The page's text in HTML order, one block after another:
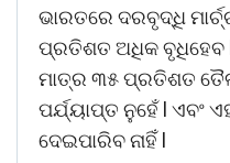
ଭାରତରେ ଦରବୃଦ୍ଧି
ପ୍ରତିଶତ ଅଧିକ ବୃଧିହେବ
ମାତ୍ର ୩୫ ପ୍ରତିଶତ
ପର୍ଯ୍ୟାପ୍ତ ନୁହେଁ l ଏବଂ
ଦେଇପାରିବ ନାହିଁ l